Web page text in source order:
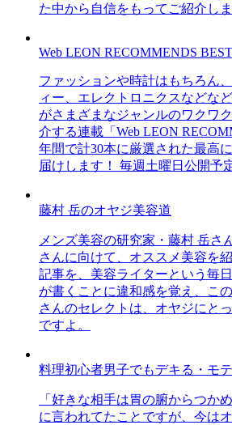
た中から自信をもってご紹介しま
Web LEON RECOMMENDS
ファッションや時計はもちろん
ィー、エレクトロニクスなどな
がさまざまなジャンルのワクワ
介する連載「Web LEON
年間で計30本に厳選された最高
届けします！ 毎週土曜日公開予定
藤村 岳のオヤジ美容道
メンズ美容の研究家・藤村 岳さ
さんに向けて、オススメ美容を
記事を、美容ライターという毎
が書くことに違和感を覚え、こ
さんのセレクトは、オヤジにと
ですよ。
料理初心者男子でもデキる・モ
「好きな相手は胃の腑からつか
に言われてたことですが、今は